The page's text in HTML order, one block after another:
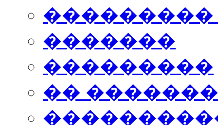
���������
�������
���������
��